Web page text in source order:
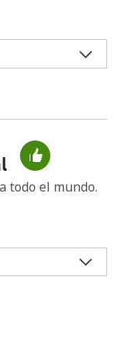
una contraseña
todo el mundo.